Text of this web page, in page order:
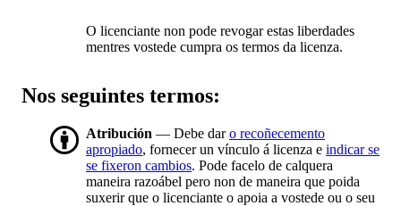
O licenciante non pode revogar estas liberdades
mentres vostede cumpra os termos da licenza.
Nos seguintes termos:
Atribución — Debe daro recoñecemento
apropiado, fornecer un vínculo á licenza e indicar se
se fixeron cambios. Pode facelo de calquera
maneira razoábel pero non de maneira que poida
suxerir que o licenciante o apoia a vostede ou o seu